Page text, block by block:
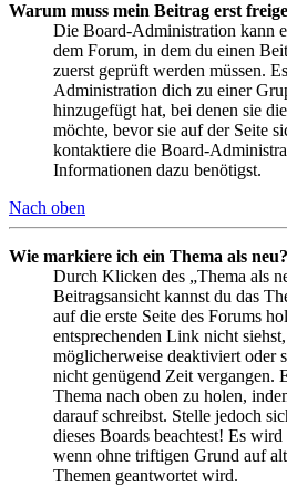
Warum muss mein Beitrag erst
Die Board-Administration kann
dem Forum, in dem du einen
zuerst geprüft werden müssen.
Administration dich zu einer
hinzugefügt hat, bei denen sie
möchte, bevor sie auf der Seite
kontaktiere die Board-
Informationen dazu benötigst.
Nach oben
Wie markiere ich ein Thema als neu?
Durch Klicken des „Thema als
Beitragsansicht kannst du das
auf die erste Seite des Forums
entsprechenden Link nicht
möglicherweise deaktiviert oder
nicht genügend Zeit vergangen.
Thema nach oben zu holen,
darauf schreibst. Stelle jedoch
dieses Boards beachtest! Es
wenn ohne triftigen Grund auf
Themen geantwortet wird.